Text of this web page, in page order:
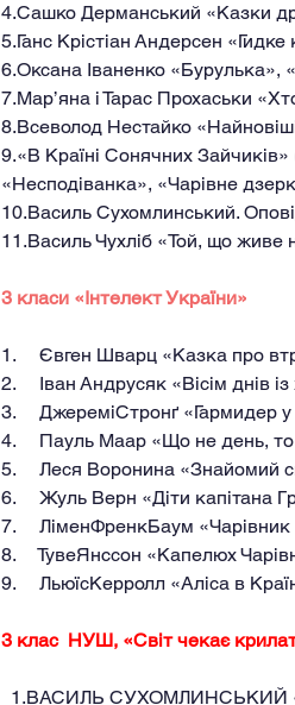
4.Сашко Дерманський «Казки
5.Ганс Крістіан Андерсен «Гидке
6.Оксана Іваненко «Бурулька»,
7.Мар’яна і Тарас Прохаськи
8.Всеволод Нестайко
9.«В Країні Сонячних
«Несподіванка», «Чарівне
10.Василь Сухомлинський.
11.Василь Чухліб «Той, що живе
3 класи «Інтелект України»
1.     Євген Шварц «Казка про
2.     Іван Андрусяк «Вісім днів
3.     ДжереміСтронґ «Гармидер у
4.     Пауль Маар «Що не день, то
5.     Леся Воронина «Знайомий
6.     Жуль Верн «Діти капітана
7.     ЛіменФренкБаум «Чарівник
8.     ТувеЯнcсон «Капелюх
9.     ЛьюїсКерролл «Аліса в
3 клас  НУШ, «Світ чекає
1.ВАСИЛЬ СУХОМЛИНСЬКИЙ